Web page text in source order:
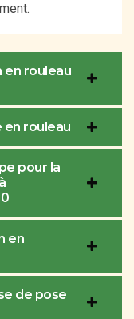
en rouleau
en rouleau
pour la
en
de pose